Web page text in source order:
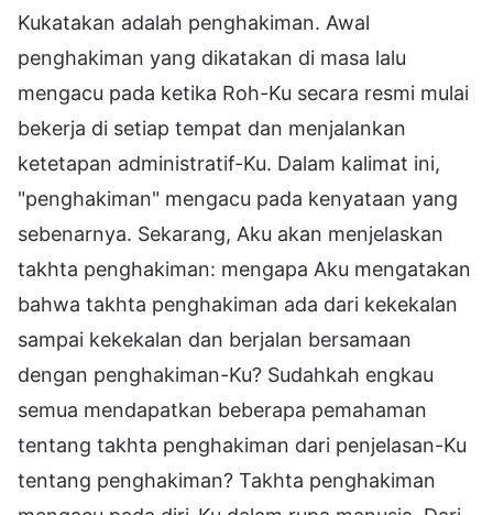
Kukatakan adalah penghakiman. Awal
penghakiman yang dikatakan di masa lalu
mengacu pada ketika Roh-Ku secara resmi mulai
bekerja di setiap tempat dan menjalankan
ketetapan administratif-Ku. Dalam kalimat ini,
"penghakiman" mengacu pada kenyataan yang
sebenarnya. Sekarang, Aku akan menjelaskan
takhta penghakiman: mengapa Aku mengatakan
bahwa takhta penghakiman ada dari kekekalan
sampai kekekalan dan berjalan bersamaan
dengan penghakiman-Ku? Sudahkah engkau
semua mendapatkan beberapa pemahaman
tentang takhta penghakiman dari penjelasan-Ku
tentang penghakiman? Takhta penghakiman